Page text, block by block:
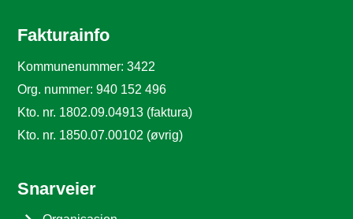
Fakturainfo
Kommunenummer: 3422
Org. nummer: 940 152 496
Kto. nr. 1802.09.04913 (faktura)
Kto. nr. 1850.07.00102 (øvrig)
Snarveier